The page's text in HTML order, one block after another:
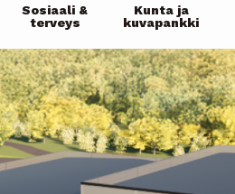
Sosiaali &
terveys
Kunta ja
kuvapankki